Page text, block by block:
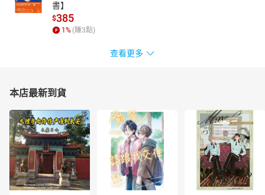
書】
$385
1 % (賺3點)
查看更多
本店最新到貨